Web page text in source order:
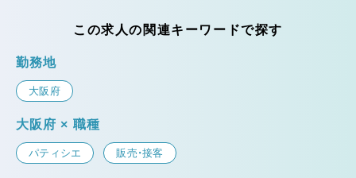
この求人の関連キーワードで探す
勤務地
大阪府
大阪府 × 職種
パティシエ 販売・接客